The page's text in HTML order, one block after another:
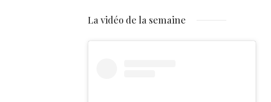
La vidéo de la semaine